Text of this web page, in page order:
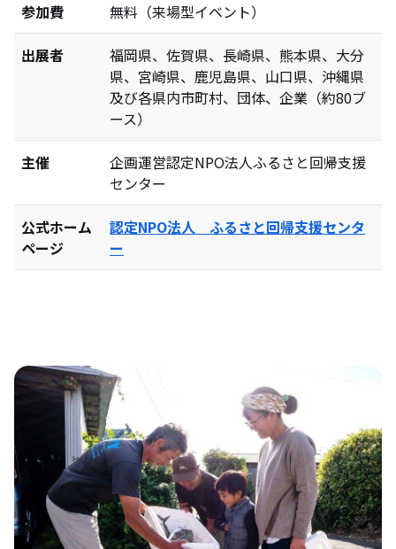
参加費 無料（来場型イベント）
出展者
福岡県、佐賀県、長崎県、熊本県、大分
県、宮崎県、鹿児島県、山口県、沖縄県
及び各県内市町村、団体、企業（約80ブ
ース）
主催
企画運営認定NPO法人ふるさと回帰支援
センター
公式ホーム
ページ
認定NPO法人 ふるさと回帰支援センタ
ー